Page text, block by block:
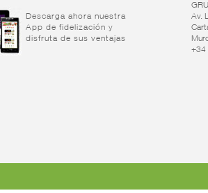
Descarga ahora nuestra
App de fidelización y
disfruta de sus ventajas
Av.
+34